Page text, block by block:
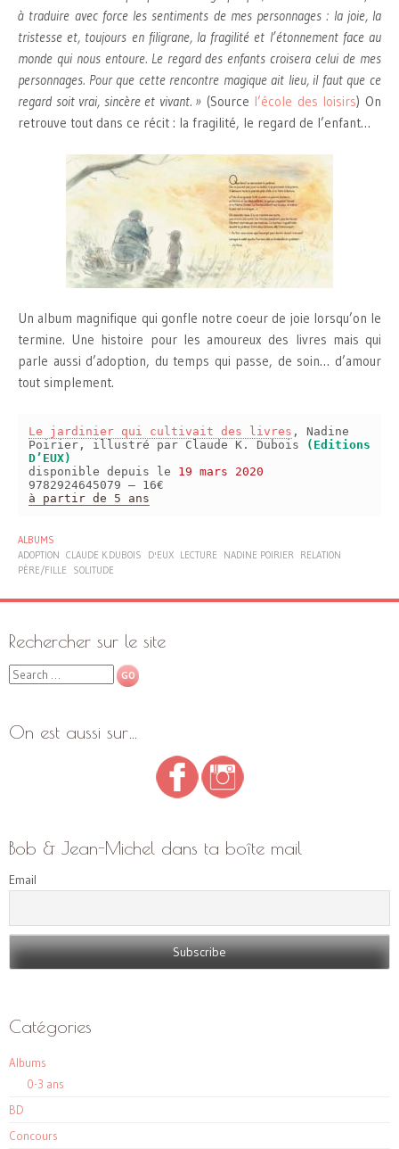
à traduire avec force les sentiments de mes personnages : la joie, la
tristesse et, toujours en filigrane, la fragilité et l’étonnement face au
monde qui nous entoure. Le regard des enfants croisera celui de mes
personnages. Pour que cette rencontre magique ait lieu, il faut que ce
regard soit vrai, sincère et vivant. » (Source l’école des loisirs) On
retrouve tout dans ce récit : la fragilité, le regard de l’enfant…
Un album magnifique qui gonfle notre coeur de joie lorsqu’on le
termine. Une histoire pour les amoureux des livres mais qui
parle aussi d’adoption, du temps qui passe, de soin… d’amour
tout simplement.
Le jardinier qui cultivait des livres , Nadine
Poirier, illustré par Claude K. Dubois
(Editions
D’EUX)
disponible depuis le 19 mars 2020
9782924645079 – 16€
à partir de 5 ans
ALBUMS
ADOPTION CLAUDE K.DUBOIS D'EUX LECTURE NADINE POIRIER RELATION
PÈRE/FILLE
SOLITUDE
Rechercher sur le site
Search
On est aussi sur…
Bob & Jean-Michel dans ta boîte mail
Email
Catégories
Albums
0-3 ans
BD
Concours